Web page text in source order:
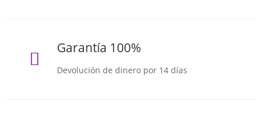

Garantía 100%
Devolución de dinero por 14 días